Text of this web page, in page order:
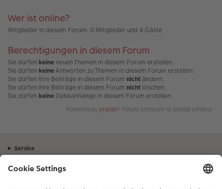
ei
tr
Wer ist online?
Mitglieder in diesem Forum: 0 Mitglieder und 4 Gäste
Berechtigungen in diesem Forum
Sie dürfen keine neuen Themen in diesem Forum erstellen.
Sie dürfen keineAntworten zu Themen in diesem Forum erstellen.
Sie dürfen Ihre Beiträge in diesem Forum nicht ändern.
Sie dürfen Ihre Beiträge in diesem Forum nicht löschen.
Sie dürfen keine Dateianhänge in diesem Forum erstellen.
Powered by phpBB® Forum Software © phpBB Limited
Service